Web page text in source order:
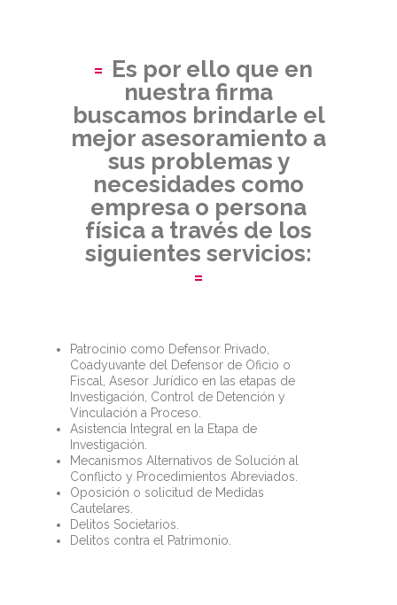
Es por ello que en
nuestra firma
buscamos brindarle el
mejor asesoramiento a
sus problemas y
necesidades como
empresa o persona
física a través de los
siguientes servicios:
Patrocinio como Defensor Privado,
Coadyuvante del Defensor de Oficio o
Fiscal, Asesor Jurídico en las etapas de
Investigación, Control de Detención y
Vinculación a Proceso.
Asistencia Integral en la Etapa de
Investigación.
Mecanismos Alternativos de Solución al
Conflicto y Procedimientos Abreviados.
Oposición o solicitud de Medidas
Cautelares.
Delitos Societarios.
Delitos contra el Patrimonio.